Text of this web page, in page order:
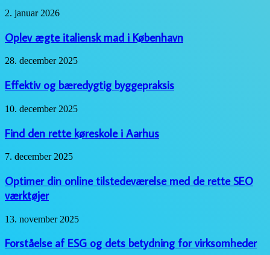
hvad
typisk
Oplev
italiensk
mad
i
København
2. januar 2026
Oplev ægte italiensk mad i København
Effektiv
bæredygtig
byggepraksis
28. december 2025
Effektiv og bæredygtig byggepraksis
Find
rette
køreskole
i
Aarhus
10. december 2025
Find den rette køreskole i Aarhus
Optimer
online
tilstedeværelse
med
rette
værktøjer
7. december 2025
Optimer din online tilstedeværelse med de rette SEO
værktøjer
Forståelse
ESG
og
13. november 2025
Forståelse af ESG og dets betydning for virksomheder